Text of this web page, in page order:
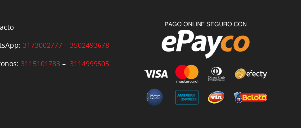
3173002777 –3502493678
3115101783 –3114999505